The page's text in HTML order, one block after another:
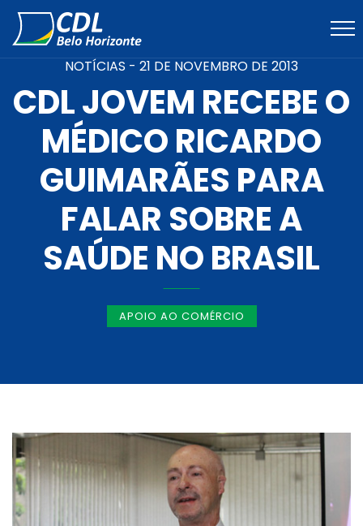
NOTÍCIAS - 21 DE NOVEMBRO DE 2013
CDL JOVEM RECEBE O
MÉDICO RICARDO
GUIMARÃES PARA
FALAR SOBRE A
SAÚDE NO BRASIL
APOIO AO COMÉRCIO